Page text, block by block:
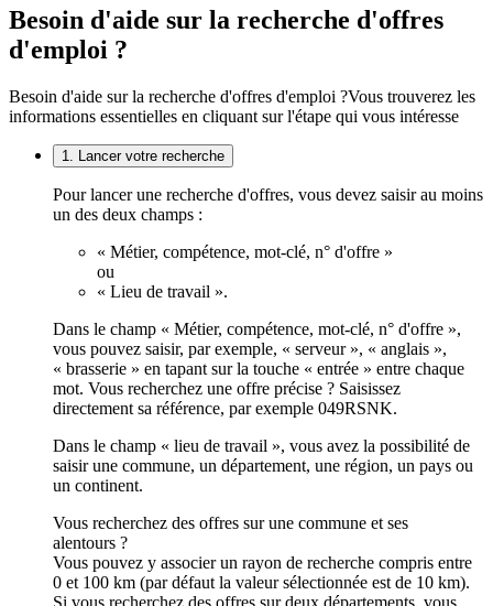
Besoin d'aide sur la recherche d'offres
d'emploi ?
Besoin d'aide sur la recherche d'offres d'emploi ?Vous trouverez les
informations essentielles en cliquant sur l'étape qui vous intéresse
1. Lancer votre recherche
Pour lancer une recherche d'offres, vous devez saisir au moins
un des deux champs :
« Métier, compétence, mot-clé, n° d'offre »
ou
« Lieu de travail ».
Dans le champ « Métier, compétence, mot-clé, n° d'offre »,
vous pouvez saisir, par exemple, « serveur », « anglais »,
« brasserie » en tapant sur la touche « entrée » entre chaque
mot. Vous recherchez une offre précise ? Saisissez
directement sa référence, par exemple 049RSNK.
Dans le champ « lieu de travail », vous avez la possibilité de
saisir une commune, un département, une région, un pays ou
un continent.
Vous recherchez des offres sur une commune et ses
alentours ?
Vous pouvez y associer un rayon de recherche compris entre
0 et 100 km (par défaut la valeur sélectionnée est de 10 km).